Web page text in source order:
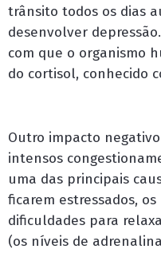
trânsito todos os dias
desenvolver
com que o organismo
do cortisol, conhecido
Outro impacto
intensos
uma das principais
ficarem estressados,
dificuldades para
(os níveis de